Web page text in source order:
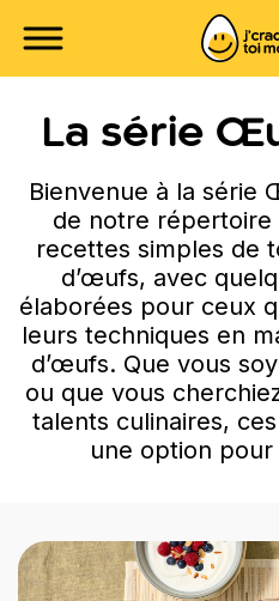
La série
Bienvenue à la série
de notre
recettes simples de
d’œufs, avec
élaborées pour ceux
leurs techniques en
d’œufs. Que vous
ou que vous
talents culinaires,
une option